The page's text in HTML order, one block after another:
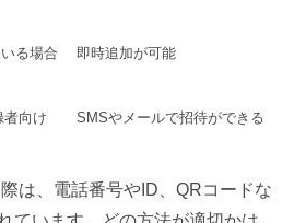
る場合 即時追加が可能
者向け SMSやメールで招待ができる
は、電話番号やID、QRコードな